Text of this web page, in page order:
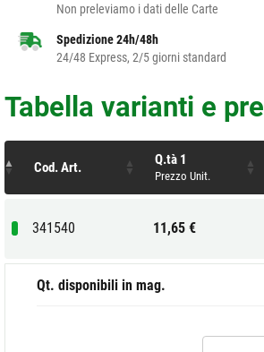
Non preleviamo i dati delle Carte
Spedizione 24h/48h
24/48 Express, 2/5 giorni standard
Tabella varianti e
Cod. Art. Q.tà 1
Prezzo Unit.
341540 11,65 €
Qt. disponibili in mag.